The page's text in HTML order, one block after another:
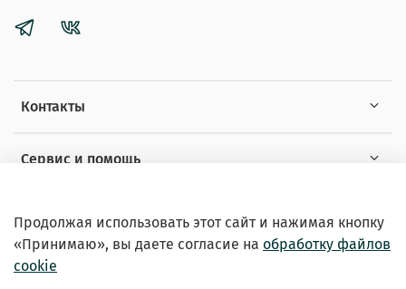
Контакты
Сервис и помощь
Продолжая использовать этот сайт и нажимая кнопку
«Принимаю», вы даете согласие на обработку файлов
cookie